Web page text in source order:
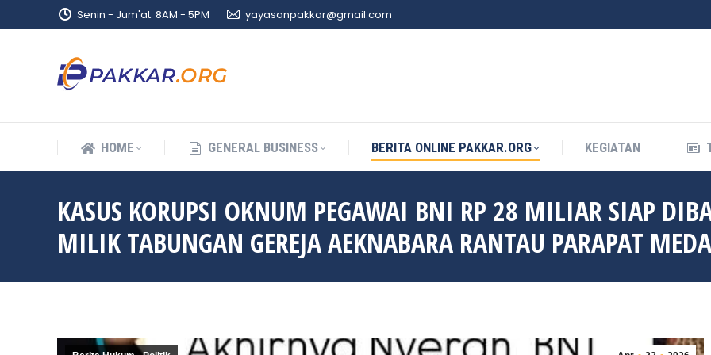
Senin - Jum'at: 8AM - 5PM yayasanpakkar@gmail.com
HOME GENERAL BUSINESS BERITA ONLINE PAKKAR.ORG KEGIATAN
KASUS KORUPSI OKNUM PEGAWAI BNI RP 28 MILIAR SIAP
MILIK TABUNGAN GEREJA AEKNABARA RANTAU PARAPAT
HOME GENERAL BUSINESS BERITA ONLINE PAKKAR.ORG KEGIATAN